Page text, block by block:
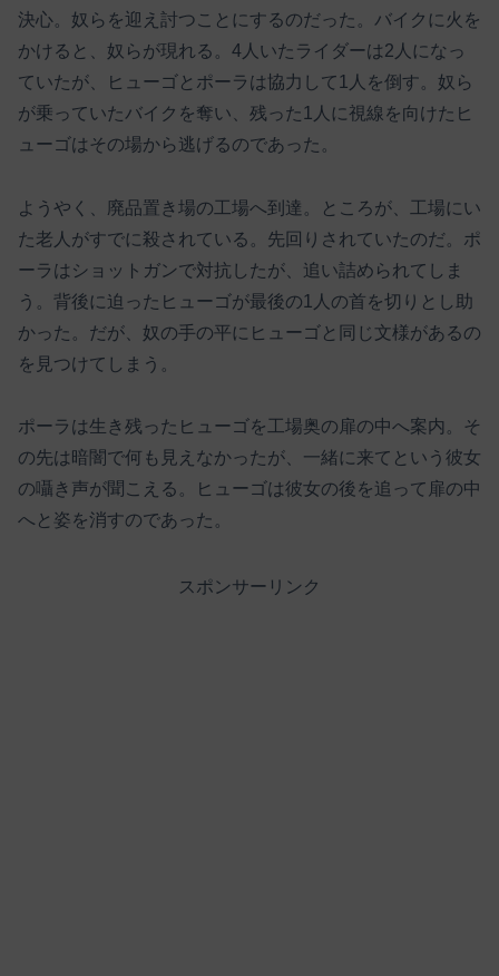
決心。奴らを迎え討つことにするのだった。バイクに火を
かけると、奴らが現れる。4人いたライダーは2人になっ
ていたが、ヒューゴとポーラは協力して1人を倒す。奴ら
が乗っていたバイクを奪い、残った1人に視線を向けたヒ
ューゴはその場から逃げるのであった。
ようやく、廃品置き場の工場へ到達。ところが、工場にい
た老人がすでに殺されている。先回りされていたのだ。ポ
ーラはショットガンで対抗したが、追い詰められてしま
う。背後に迫ったヒューゴが最後の1人の首を切りとし助
かった。だが、奴の手の平にヒューゴと同じ文様があるの
を見つけてしまう。
ポーラは生き残ったヒューゴを工場奥の扉の中へ案内。そ
の先は暗闇で何も見えなかったが、一緒に来てという彼女
の囁き声が聞こえる。ヒューゴは彼女の後を追って扉の中
へと姿を消すのであった。
スポンサーリンク